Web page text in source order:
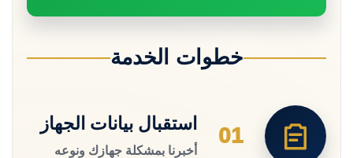
خطوات الخدمة
01
استقبال بيانات الجهاز
أخبرنا بمشكلة جهازك ونوعه